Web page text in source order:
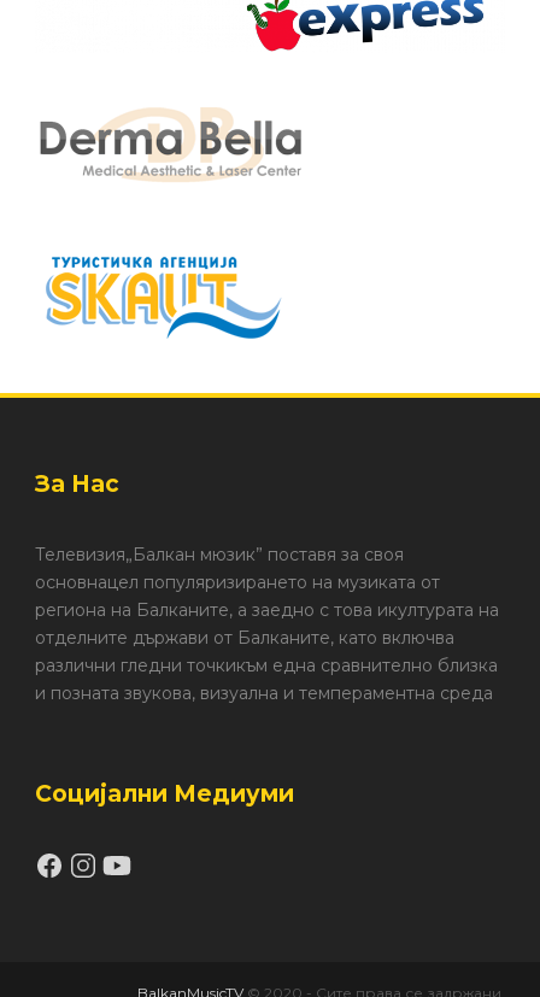
За Нас
Телевизия„Балкан мюзик” поставя за своя
основнацел популяризирането на музиката от
региона на Балканите, а заедно с това икултурата на
отделните държави от Балканите, като включва
различни гледни точкикъм една сравнително близка
и позната звукова, визуална и темпераментна среда
Социјални Медиуми
BalkanMusicTV© 2020 - Сите права се задржани.